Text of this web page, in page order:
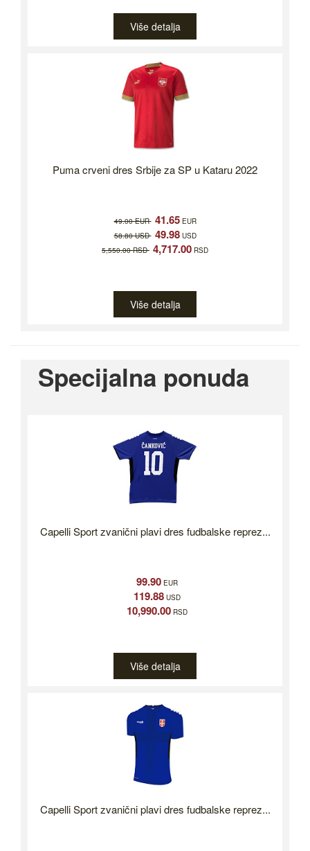
Više detalja
Puma crveni dres Srbije za SP u Kataru 2022
49.00 EUR 41.65EUR
58.80 USD 49.98USD
5,550.00 RSD 4,717.00 RSD
Više detalja
Specijalna ponuda
Capelli Sport zvanični plavi dres fudbalske reprez...
99.90EUR
119.88USD
10,990.00RSD
Više detalja
Capelli Sport zvanični plavi dres fudbalske reprez...